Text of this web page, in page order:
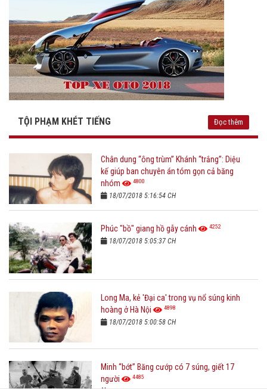
TỘI PHẠM KHÉT TIẾNG Đọc thêm
Chân dung “ông trùm” Khánh “trắng”: Diệu
kế giúp ban chuyên án tóm gọn cả băng
nhóm
4800
18/07/2018 5:16:54 CH
Phúc "bồ" giang hồ gẫy cánh 4252
18/07/2018 5:05:37 CH
Long Ma, kẻ 'Đại ca' trong vụ nổ súng kinh
hoàng ở Hà Nội
4898
18/07/2018 5:00:58 CH
Minh “bớt” Băng cướp có 7 súng, giết 17
người
4485